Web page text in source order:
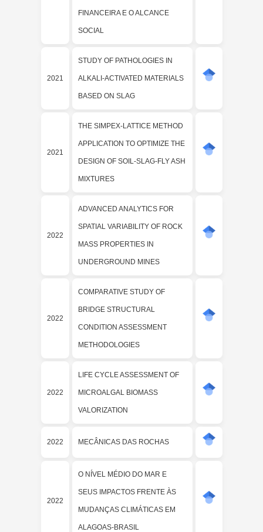
FINANCEIRA E O ALCANCE
SOCIAL
2021
STUDY OF PATHOLOGIES IN
ALKALI-ACTIVATED MATERIALS
BASED ON SLAG
2021
THE SIMPEX-LATTICE METHOD
APPLICATION TO OPTIMIZE THE
DESIGN OF SOIL-SLAG-FLY ASH
MIXTURES
2022
ADVANCED ANALYTICS FOR
SPATIAL VARIABILITY OF ROCK
MASS PROPERTIES IN
UNDERGROUND MINES
2022
COMPARATIVE STUDY OF
BRIDGE STRUCTURAL
CONDITION ASSESSMENT
METHODOLOGIES
2022
LIFE CYCLE ASSESSMENT OF
MICROALGAL BIOMASS
VALORIZATION
2022 MECÂNICAS DAS ROCHAS
2022
O NÍVEL MÉDIO DO MAR E
SEUS IMPACTOS FRENTE ÀS
MUDANÇAS CLIMÁTICAS EM
ALAGOAS-BRASIL